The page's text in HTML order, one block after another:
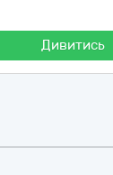
Дивитись